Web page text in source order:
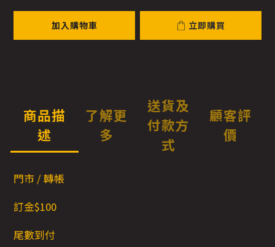
加入購物車 立即購買
商品描
述
了解更
多
送貨及
付款方
式
顧客評
價
門市 / 轉帳
訂金$100
尾數到付